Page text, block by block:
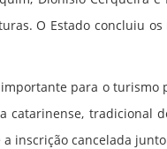
O Estado concluiu
para o
catarinense, tradicional
inscrição cancelada